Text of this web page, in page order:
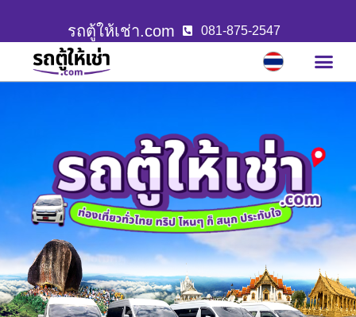
รถตู้ให้เช่า.com 081-875-2547